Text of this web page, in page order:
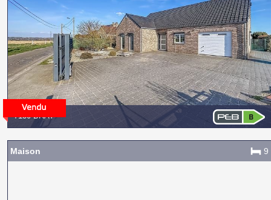
7130 BRAY
Maison 9